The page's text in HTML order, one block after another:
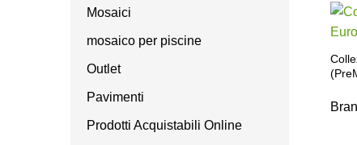
Mosaici
mosaico per piscine
Outlet
Pavimenti
Prodotti Acquistabili Online